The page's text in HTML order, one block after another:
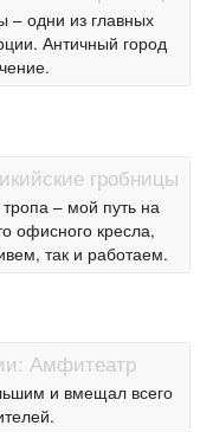
– одни из главных
Античный город
– мой путь на
офисного кресла,
так и работаем.
и вмещал всего